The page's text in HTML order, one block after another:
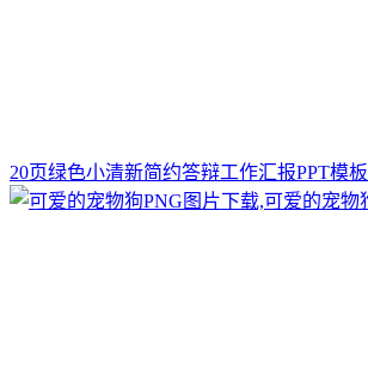
20页绿色小清新简约答辩工作汇报PPT模板